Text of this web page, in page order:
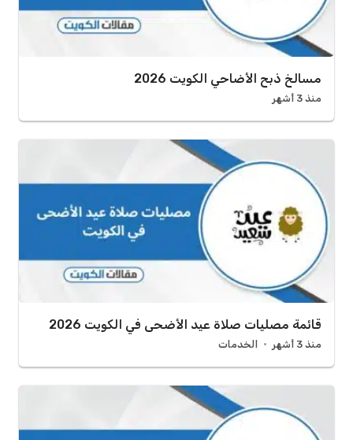
مسالخ ذبح الأضاحي الكويت 2026
منذ 3 أشهر
قائمة مصليات صلاة عيد الأضحى في الكويت 2026
منذ 3 أشهر الخدمات